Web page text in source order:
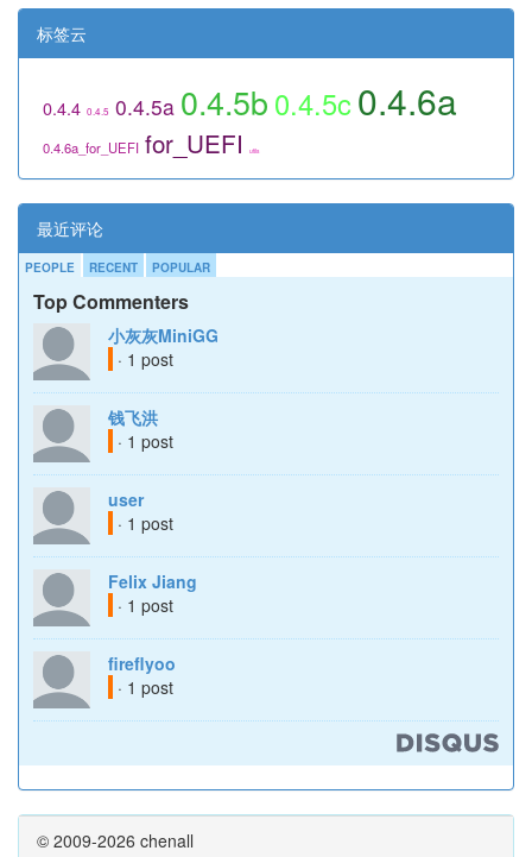
标签云
0.4.4 0.4.5 0.4.5a 0.4.5b 0.4.5c0.4.6a
0.4.6a_for_UEFI for_UEFI utils
最近评论
PEOPLE RECENT POPULAR
Top Commenters
小灰灰MiniGG
· 1 post
钱飞洪
· 1 post
user
· 1 post
Felix Jiang
· 1 post
fireflyoo
· 1 post
© 2009-2026 chenall